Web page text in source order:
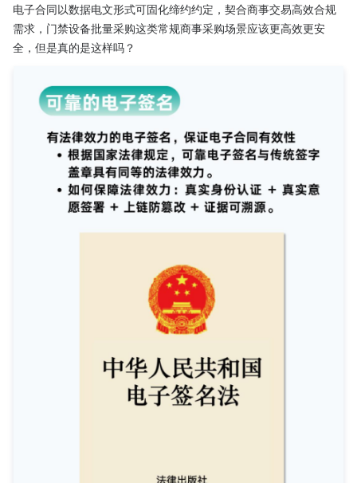
电子合同以数据电文形式可固化缔约约定，契合商事交易高效合规
需求，门禁设备批量采购这类常规商事采购场景应该更高效更安
全，但是真的是这样吗？